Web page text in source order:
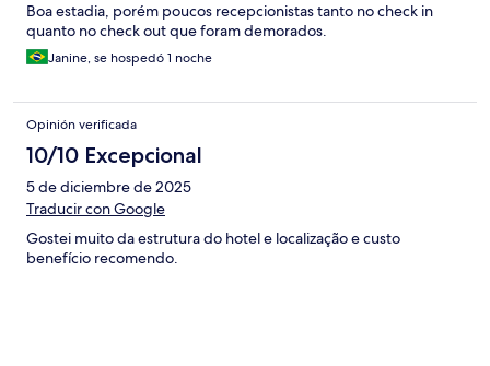
Boa estadia, porém poucos recepcionistas tanto no check in
quanto no check out que foram demorados.
Janine, se hospedó 1 noche
Opinión verificada
10/10 Excepcional
5 de diciembre de 2025
Traducir con Google
Gostei muito da estrutura do hotel e localização e custo
benefício recomendo.